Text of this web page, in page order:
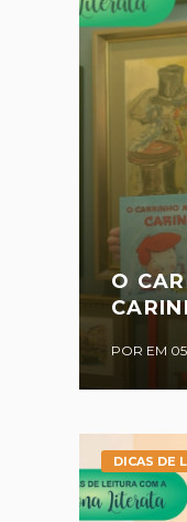
O
POR EM
DICAS DE